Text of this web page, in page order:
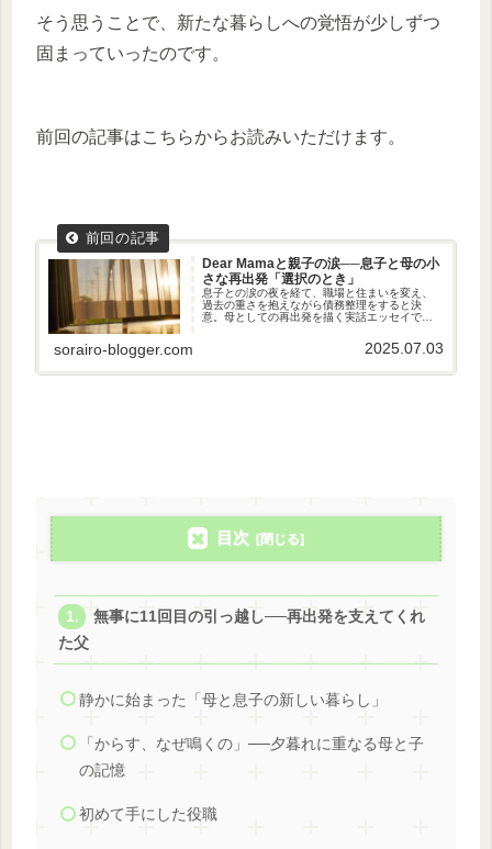
そう思うことで、新たな暮らしへの覚悟が少しずつ
固まっていったのです。
前回の記事はこちらからお読みいただけます。
Dear Mamaと親子の涙──息子と母の小
さな再出発「選択のとき」
息子との涙の夜を経て、職場と住まいを変え、
過去の重さを抱えながら債務整理をすると決
意。母としての再出発を描く実話エッセイで
sorairo-blogger.com 2025.07.03
目次
無事に11回目の引っ越し──再出発を支えてくれ
た父
静かに始まった「母と息子の新しい暮らし」
「からす、なぜ鳴くの」──夕暮れに重なる母と子
の記憶
初めて手にした役職